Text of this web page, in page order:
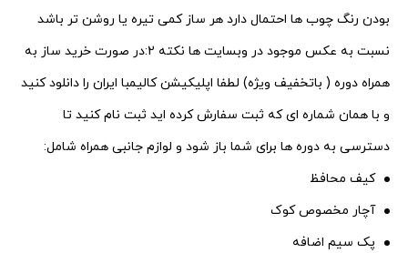
بودن رنگ چوب ها احتمال دارد هر ساز کمی تیره یا روشن تر باشد
نسبت به عکس موجود در وبسایت ها
نکته 2:در صورت خرید ساز به
همراه دوره ( باتخفیف ویژه) لطفا اپلیکیشن کالیمبا ایران را دانلود کنید
و با همان شماره ای که ثبت سفارش کرده اید ثبت نام کنید تا
دسترسی به دوره ها برای شما باز شود و لوازم جانبی همراه شامل:
کیف محافظ
آچار مخصوص کوک
پک سیم اضافه